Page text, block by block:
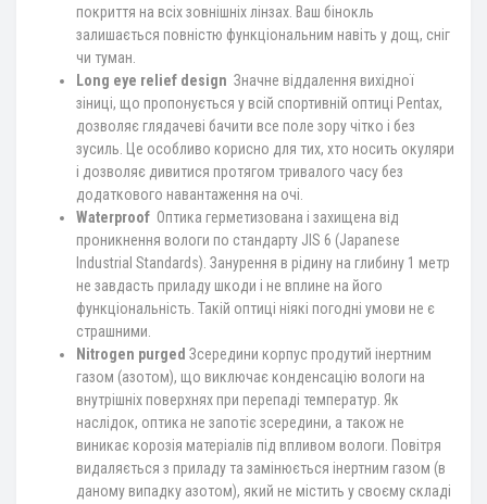
покриття на всіх зовнішніх лінзах. Ваш бінокль
залишається повністю функціональним навіть у дощ, сніг
чи туман.
Long eye relief design Значне віддалення вихідної
зіниці, що пропонується у всій спортивній оптиці Pentax,
дозволяє глядачеві бачити все поле зору чітко і без
зусиль. Це особливо корисно для тих, хто носить окуляри
і дозволяє дивитися протягом тривалого часу без
додаткового навантаження на очі.
Waterproof Оптика герметизована і захищена від
проникнення вологи по стандарту JIS 6 (Japanese
Industrial Standards). Занурення в рідину на глибину 1 метр
не завдасть приладу шкоди і не вплине на його
функціональність. Такій оптиці ніякі погодні умови не є
страшними.
Nitrogen purged Зсередини корпус продутий інертним
газом (азотом), що виключає конденсацію вологи на
внутрішніх поверхнях при перепаді температур. Як
наслідок, оптика не запотіє зсередини, а також не
виникає корозія матеріалів під впливом вологи. Повітря
видаляється з приладу та замінюється інертним газом (в
даному випадку азотом), який не містить у своєму складі